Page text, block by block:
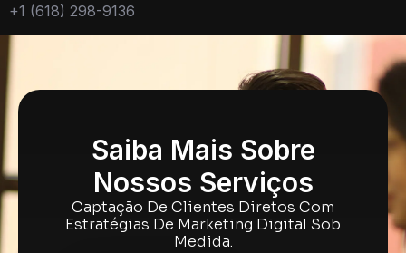
+1 (618) 298-9136
Saiba Mais Sobre
Nossos Serviços
Captação De Clientes Diretos Com
Estratégias De Marketing Digital Sob
Medida.